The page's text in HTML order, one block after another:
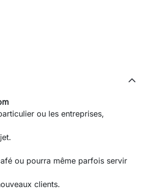
ou les entreprises,
ou pourra même parfois servir
clients.